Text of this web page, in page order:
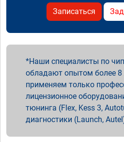
Записаться
Наши специалисты по
обладают опытом более
применяем только
лицензионное
тюнинга (Flex, Kess 3,
диагностики (Launch,